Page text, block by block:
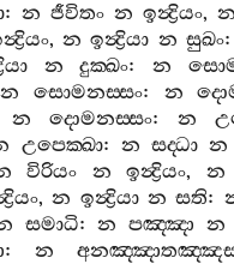
: න ජීවිතං න ඉන්‍ද්‍රියං, න
, න ඉන්‍ද්‍රියා න සුඛං
න දුක‍්ඛං:න
න සොමනස‍්සං: න
න දොමනස‍්සං: න
උපෙක‍්ඛා: න සද‍්ධා න
විරියං න ඉන්‍ද්‍රියං, න
,න ඉන්‍ද්‍රියා න සති:
සමාධි:න පඤ‍්ඤා න
: න